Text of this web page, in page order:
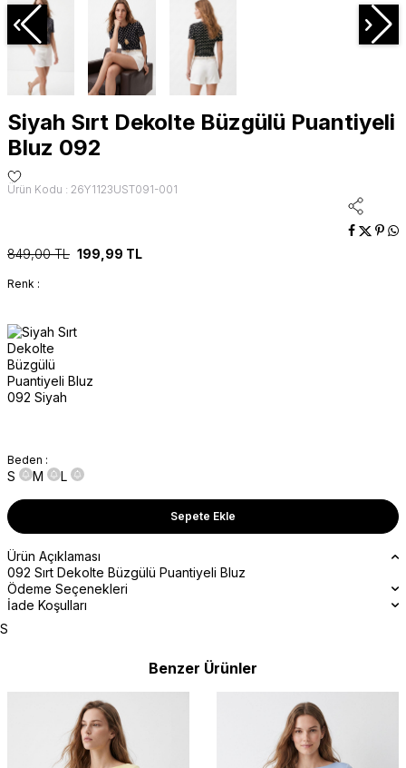
Siyah Sırt Dekolte Büzgülü Puantiyeli
Bluz 092
Ürün Kodu : 26Y1123UST091-001
849,00TL 199,99 TL
Renk :
Beden :
S M L
Sepete Ekle
Ürün Açıklaması
092 Sırt Dekolte Büzgülü Puantiyeli Bluz
Ödeme Seçenekleri
İade Koşulları
S
Benzer Ürünler